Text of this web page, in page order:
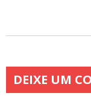
DEIXE UM